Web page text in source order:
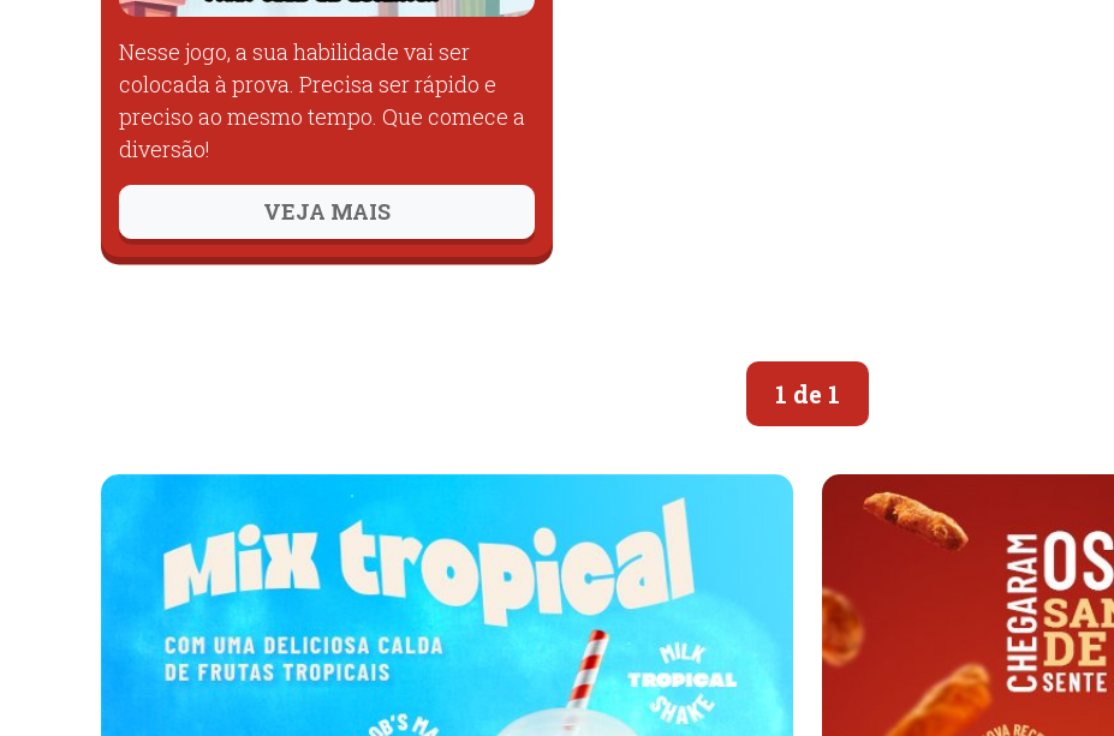
Nesse jogo, a sua habilidade vai ser
colocada à prova. Precisa ser rápido e
preciso ao mesmo tempo. Que comece a
diversão!
VEJA MAIS
1 de 1